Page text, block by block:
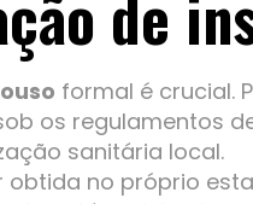
formal é crucial.
os regulamentos
sanitária local.
no próprio